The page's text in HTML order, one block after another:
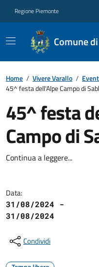
Regione Piemonte
Comune
Home / Vivere Varallo /
45^ festa dell'Alpe Campo di
45^ festa
Campo di
Continua a leggere...
Data:
31/08/2024 -
31/08/2024
Condividi